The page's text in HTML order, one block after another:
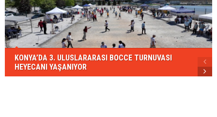
KONYA’DA 3. ULUSLARARASI BOCCE TURNUVASI
HEYECANI YAŞANIYOR